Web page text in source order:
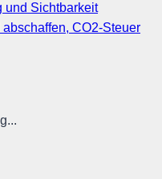
und Sichtbarkeit
CO2-Steuer